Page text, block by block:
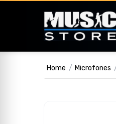
Home Microfones